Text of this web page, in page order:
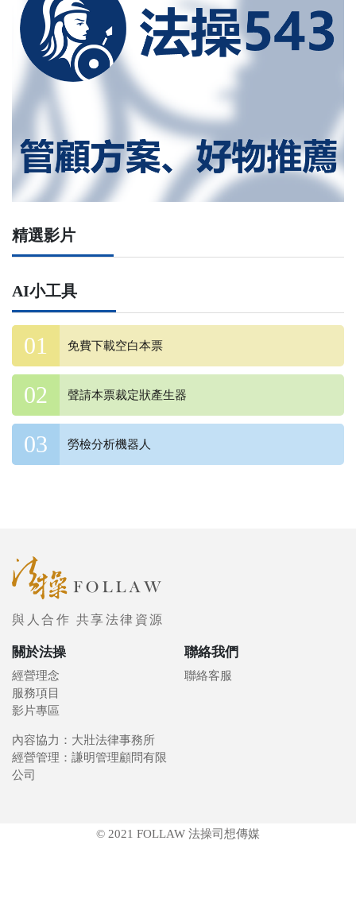
精選影片
AI小工具
免費下載空白本票
聲請本票裁定狀產生器
勞檢分析機器人
與人合作 共享法律資源
關於法操
經營理念
服務項目
影片專區
聯絡我們
聯絡客服
內容協力：大壯法律事務所
經營管理：謙明管理顧問有限
公司
© 2021 FOLLAW 法操司想傳媒